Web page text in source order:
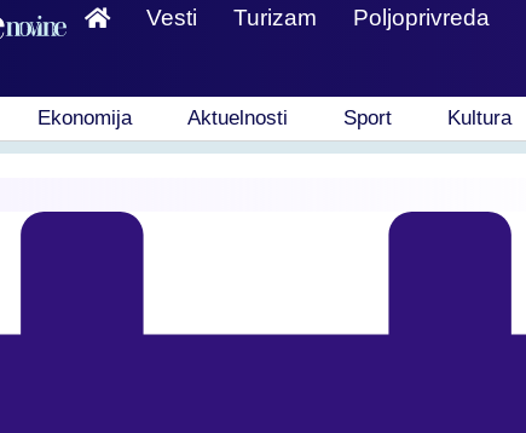
Vesti Turizam Poljoprivreda
Ekonomija Aktuelnosti Sport Kultura